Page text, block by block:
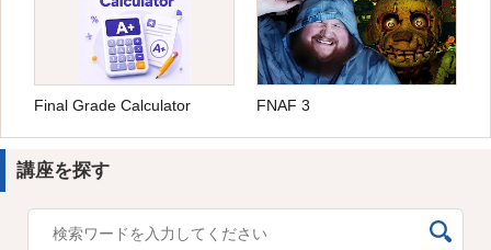
Final Grade Calculator FNAF 3
講座を探す